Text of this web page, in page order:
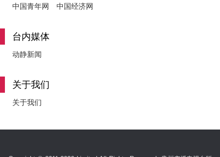
中国青年网
中国经济网
台内媒体
动静新闻
关于我们
关于我们